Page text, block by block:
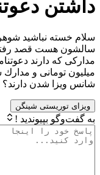
نباشيد شوهر من همراه
قصد رفتن به آلمان
و مدارك شغلى رو
شدن دارند؟
شینگن
!